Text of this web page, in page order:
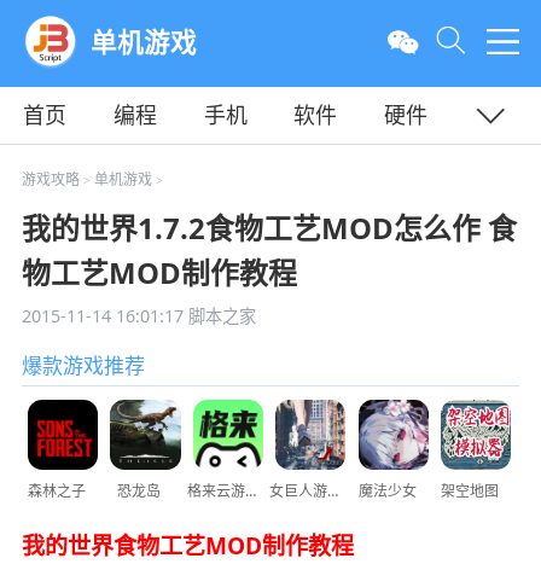
单机游戏
首页 编程 手机 软件
硬件
教程
平面
游戏攻略> 单机游戏>
我的世界1.7.2食物工艺MOD怎么作 食
物工艺MOD制作教程
2015-11-14 16:01:17脚本之家
爆款游戏推荐
森林之子 恐龙岛 格来云游戏 女巨人游乐场 魔法少女 架空地图
我的世界食物工艺MOD制作教程